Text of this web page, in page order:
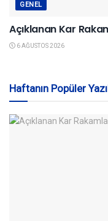
GENEL
Açıklanan Kar
6 AĞUSTOS 2026
Haftanın Popüler